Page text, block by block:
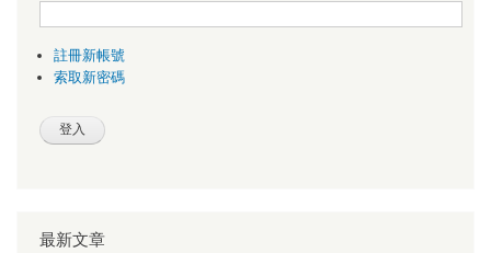
註冊新帳號
索取新密碼
最新文章